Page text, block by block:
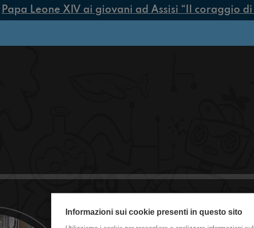
Papa Leone XIV ai giovani ad Assisi “Il coraggio
Informazioni sui cookie presenti in questo sito